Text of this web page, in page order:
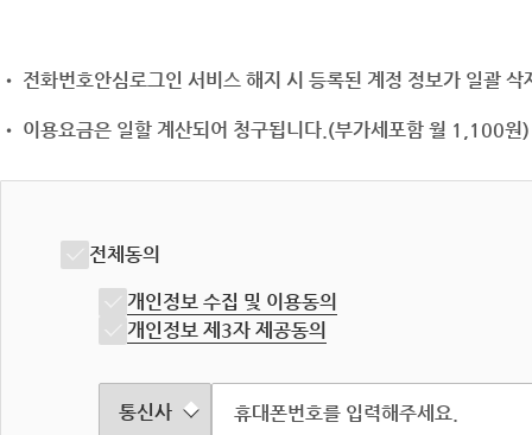
• 전화번호안심로그인 서비스 해지 시 등록된 계정 정보가 일괄
• 이용요금은 일할 계산되어 청구됩니다.(부가세포함 월 1,100원)
전체동의
개인정보 수집 및 이용동의
개인정보 제3자 제공동의